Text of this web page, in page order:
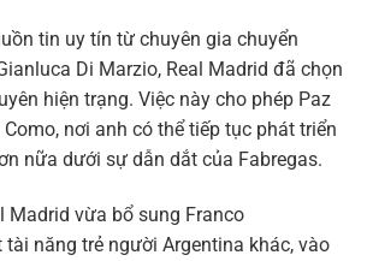
tin uy tín từ chuyên gia chuyển
Di Marzio, Real Madrid đã chọn
hiện trạng. Việc này cho phép Paz
nơi anh có thể tiếp tục phát triển
nữa dưới sự dẫn dắt của Fabregas.
Madrid vừa bổ sung Franco
năng trẻ người Argentina khác, vào